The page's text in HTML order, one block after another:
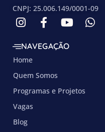
CNPJ: 25.006.149/0001-09
NAVEGAÇÃO
Home
Quem Somos
Programas e Projetos
Vagas
Blog